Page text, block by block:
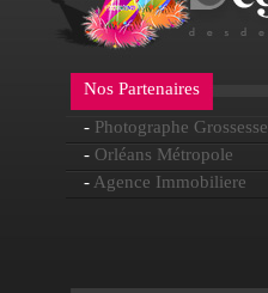
Nos Partenaires
- Photographe Grossesse
- Orléans Métropole
- Agence Immobiliere